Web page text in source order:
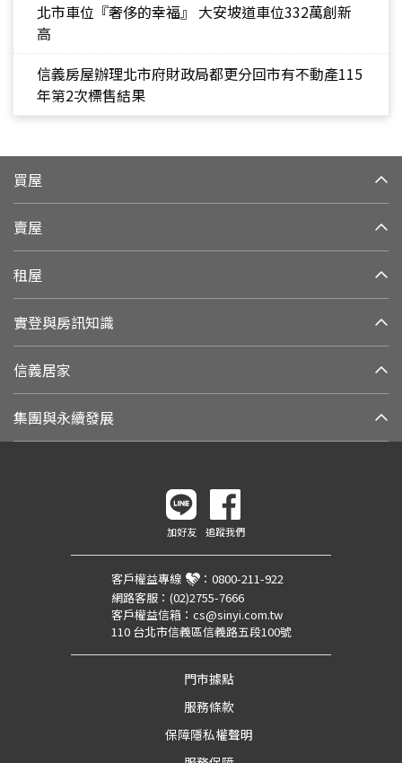
北市車位『奢侈的幸福』 大安坡道車位332萬創新
高
信義房屋辦理北市府財政局都更分回市有不動產115
年第2次標售結果
買屋
賣屋
租屋
實登與房訊知識
信義居家
集團與永續發展
加好友 追蹤我們
客戶權益專線 ： 0800-211-922
網路客服： (02)2755-7666
客戶權益信箱： cs@sinyi.com.tw
110 台北市信義區信義路五段100號
門市據點
服務條款
保障隱私權聲明